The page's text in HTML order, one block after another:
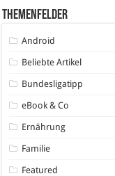
Themenfelder
Android
Beliebte Artikel
Bundesligatipp
eBook & Co
Ernährung
Familie
Featured